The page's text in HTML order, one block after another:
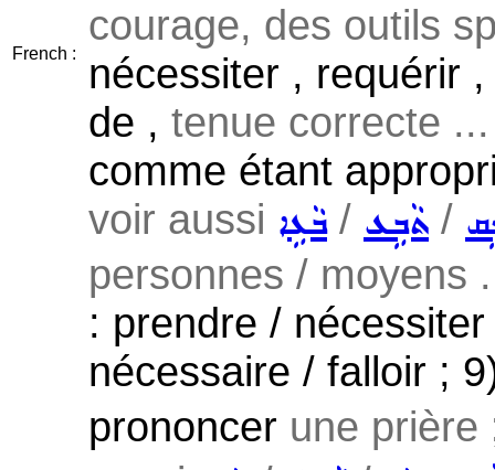
French :
courage, des outils
nécessiter , requérir
de , tenue correcte ...
comme étant
voir aussi ܒܵܥܹܐ/ ܬܵܒܹܥ /
personnes / moyens
: prendre /
nécessaire / falloir ;
prononcer une prière